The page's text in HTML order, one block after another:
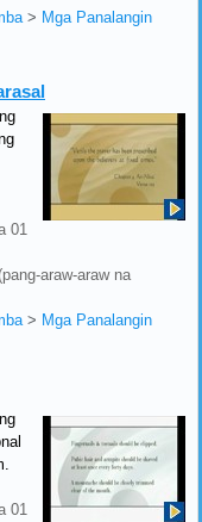
> Mga Panalangin
01
araw-araw na
> Mga Panalangin
01